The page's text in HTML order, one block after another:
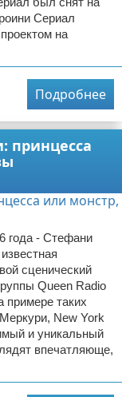
Сериал
на
Подробнее
принцесса
года - Стефани
сценический
Queen Radio
примере таких
New York
и уникальный
впечатляюще,